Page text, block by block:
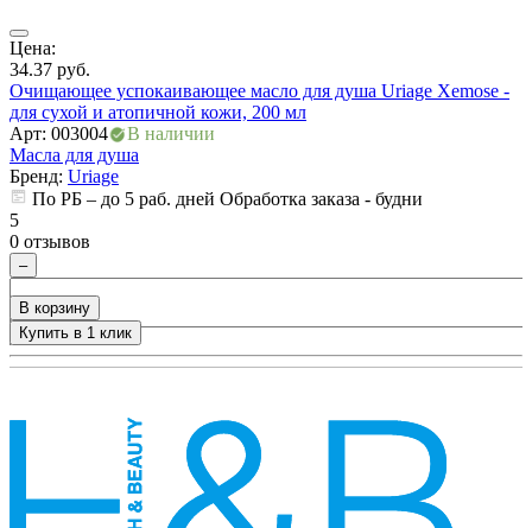
Цена:
34.37 руб.
Очищающее успокаивающее масло для душа Uriage Xemose -
для сухой и атопичной кожи, 200 мл
Арт: 003004
В наличии
Масла для душа
Бренд: Uriage
По РБ – до 5 раб. дней Обработка заказа - будни
5
0 отзывов
–
+
В корзину
Купить в 1 клик